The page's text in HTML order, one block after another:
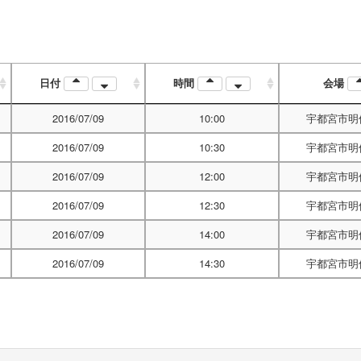
日付 時間 会場
2016/07/09 10:00 宇都宮市
2016/07/09 10:30 宇都宮市
2016/07/09 12:00 宇都宮市
2016/07/09 12:30 宇都宮市
2016/07/09 14:00 宇都宮市
2016/07/09 14:30 宇都宮市